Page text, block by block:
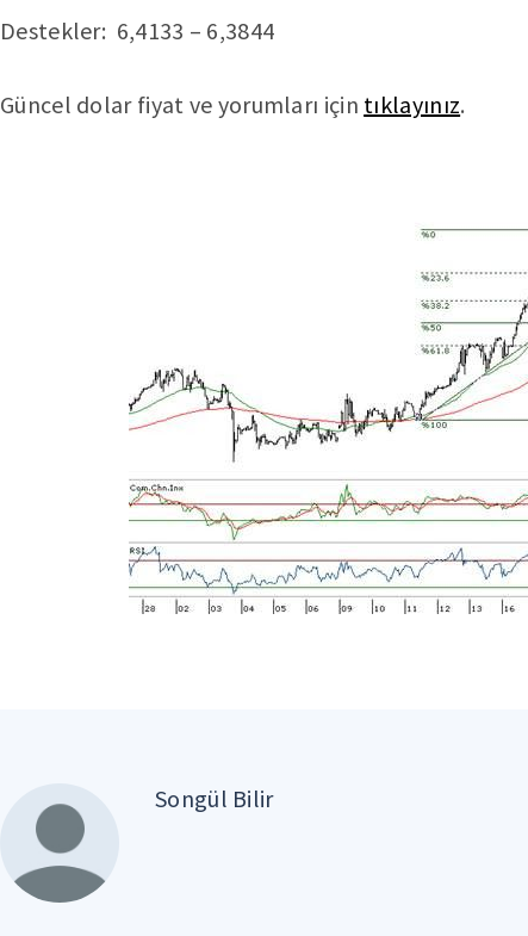
Destekler: 6,4133 – 6,3844
Güncel dolar fiyat ve yorumları için tıklayınız.
Songül Bilir